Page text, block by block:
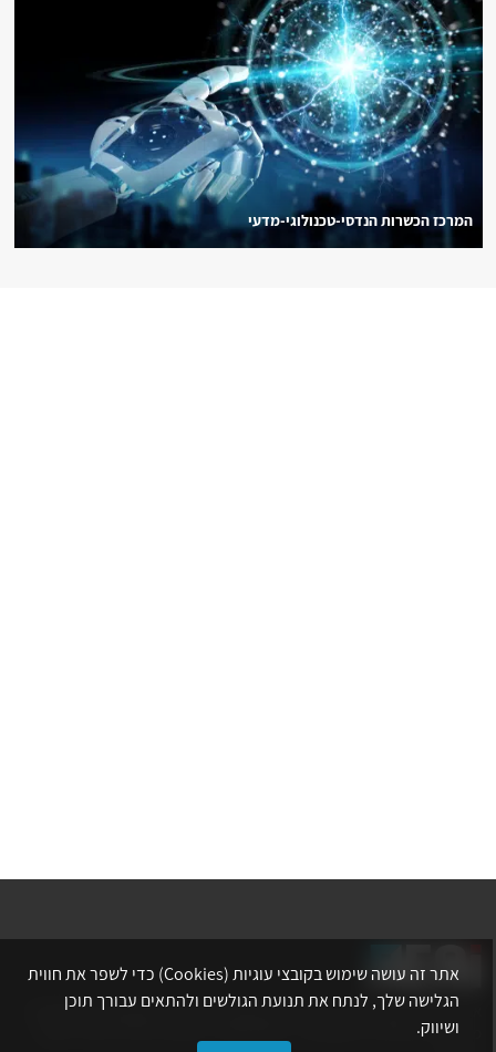
המרכז הכשרות הנדסי-טכנולוגי-מדעי
אתר לשכת המהנדסים, האדריכלים והאקדמאים בעלי המקצועות הטכנולוגיים
מרכז את הפעילויות המקצועיות, ההשתלמויות, ההטבות ואירועי הפנאי לאנשי
אתר זה עושה שימוש בקובצי עוגיות (Cookies) כדי לשפר את חווית
הגלישה שלך, לנתח את תנועת הגולשים ולהתאים עבורך תוכן
ושיווק.